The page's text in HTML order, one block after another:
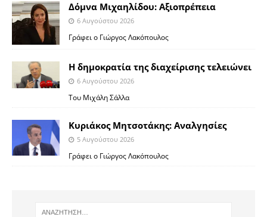
Δόμνα Μιχαηλίδου: Αξιοπρέπεια
6 Αυγούστου 2026
Γράφει ο Γιώργος Λακόπουλος
Η δημοκρατία της διαχείρισης τελειώνει
6 Αυγούστου 2026
Του Μιχάλη Σάλλα
Κυριάκος Μητσοτάκης: Αναλγησίες
5 Αυγούστου 2026
Γράφει ο Γιώργος Λακόπουλος